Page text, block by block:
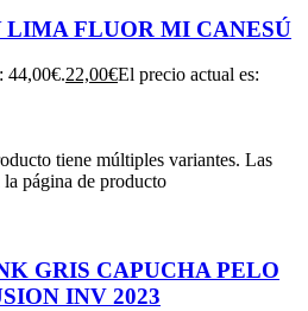
FLUOR MI CANESÚ
44,00€.22,00€El precio actual es:
tiene múltiples variantes. Las
página de producto
GRIS CAPUCHA PELO
INV 2023